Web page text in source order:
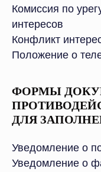
Комиссия по
интересов
Конфликт
Положение о
ФОРМЫ
ДЛЯ
Уведомление о
Уведомление о